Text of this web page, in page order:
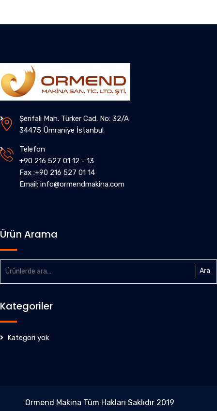
Şerifali Mah. Türker Cad. No: 32/A
34475 Ümraniye İstanbul
Telefon
+90 216 527 01 12 - 13
Fax :+90 216 527 01 14
Email: info@ormendmakina.com
Ürün Arama
Ara:
Ara
Kategoriler
Kategori yok
Ormend Makina Tüm Hakları Saklıdır 2019